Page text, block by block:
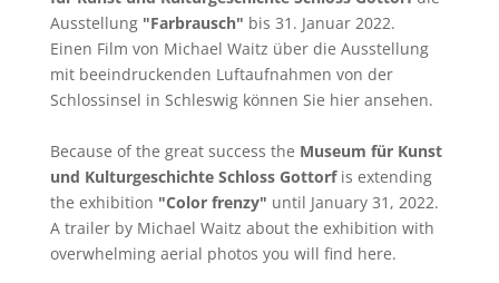
Ausstellung "Farbrausch" bis 31. Januar 2022.
Einen Film von Michael Waitz über die Ausstellung
mit beeindruckenden Luftaufnahmen von der
Schlossinsel in Schleswig können Sie hieransehen.
Because of the great success the Museum für Kunst
und Kulturgeschichte Schloss Gottorfis extending
the exhibition "Color frenzy" until January 31, 2022.
A trailer by Michael Waitz about the exhibition with
overwhelming aerial photos you will find here.